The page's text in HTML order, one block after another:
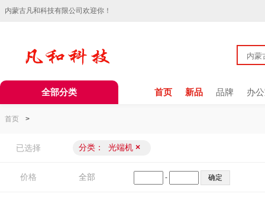
内蒙古凡和科技有限公司欢迎你！
全部分类 首页 新品 品牌 办
首页 >
已选择 分类： 光端机 ×
价格 全部 -